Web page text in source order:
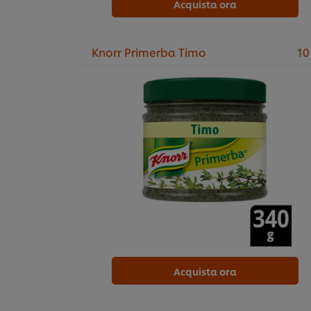
Acquista ora
Knorr Primerba Timo
Acquista ora